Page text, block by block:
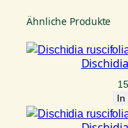
Ähnliche Produkte
In